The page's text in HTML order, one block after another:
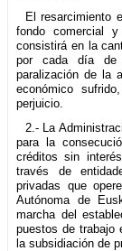
El resarcimiento
fondo comercial
consistirá en la
por cada día de
paralización de la
económico
perjuicio.
2.- La
para la
créditos sin
través de
privadas que
Autónoma de
marcha del
puestos de trabajo
la subsidiación de